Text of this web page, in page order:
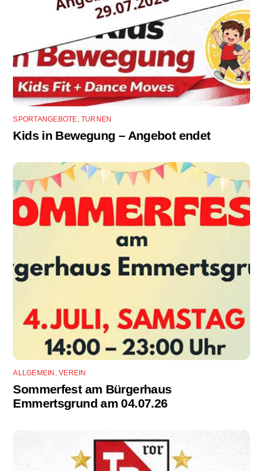
SPORTANGEBOTE,TURNEN
Kids in Bewegung – Angebot endet
ALLGEMEIN ,VEREIN
Sommerfest am Bürgerhaus
Emmertsgrund am 04.07.26